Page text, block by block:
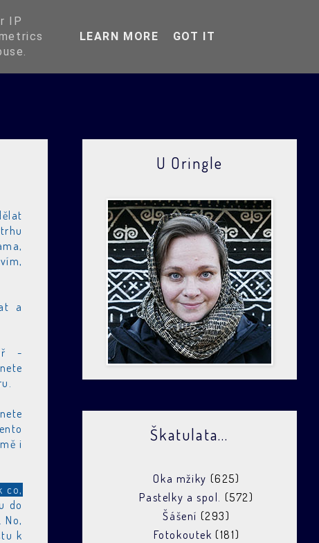
O Oringli
a
-
i
co,
do
No,
k
U Oringle
Škatulata...
Oka mžiky (625)
Pastelky a spol. (572)
Šášení (293)
Fotokoutek (181)
IP
LEARN MORE GOT IT